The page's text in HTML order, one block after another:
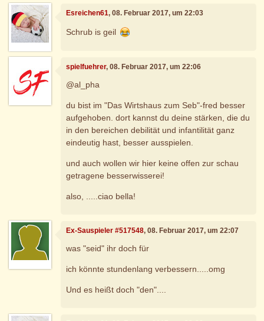
Esreichen61, 08. Februar 2017, um 22:03
Schrub is geil
spielfuehrer, 08. Februar 2017, um 22:06
@al_pha
du bist im "Das Wirtshaus zum Seb"-fred besser
aufgehoben. dort kannst du deine stärken, die du
in den bereichen debilität und infantilität ganz
eindeutig hast, besser ausspielen.
und auch wollen wir hier keine offen zur schau
getragene besserwisserei!
also, .....ciao bella!
Ex-Sauspieler #517548, 08. Februar 2017, um 22:07
was "seid" ihr doch für
ich könnte stundenlang verbessern.....omg
Und es heißt doch "den"....